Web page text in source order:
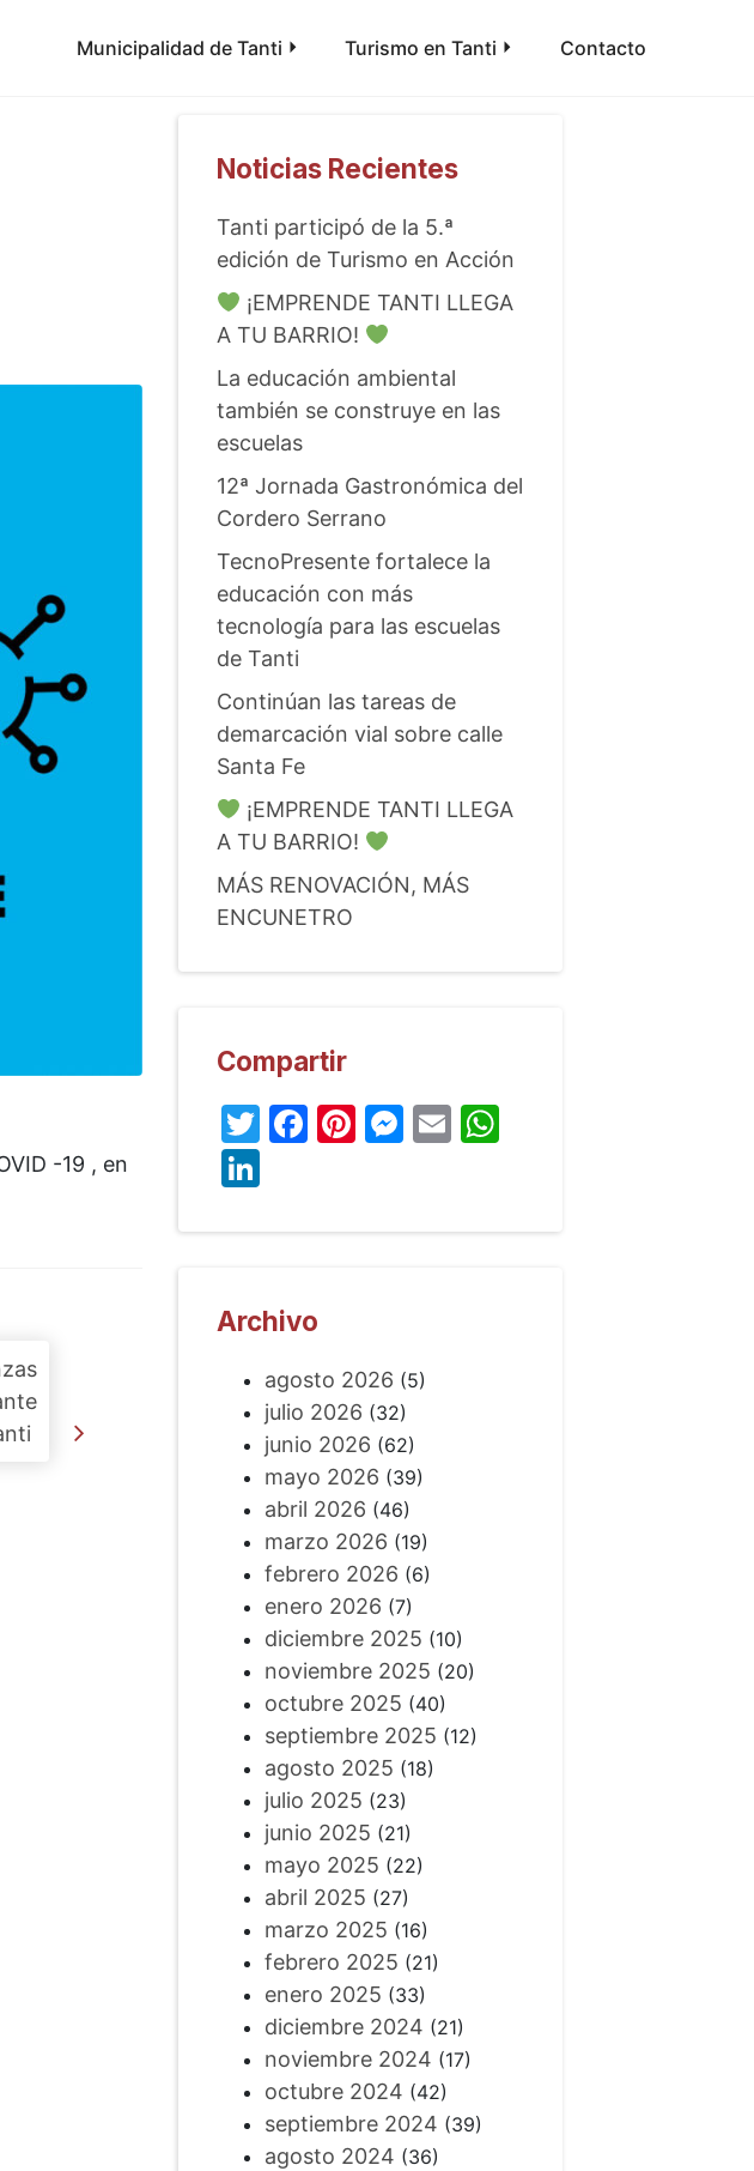
Municipalidad de Tanti Turismo en Tanti Contacto
-19 , en
Noticias Recientes
Tanti participó de la 5.ª
edición de Turismo en Acción
¡EMPRENDE TANTI LLEGA
A TU BARRIO!
La educación ambiental
también se construye en las
escuelas
12ª Jornada Gastronómica del
Cordero Serrano
TecnoPresente fortalece la
educación con más
tecnología para las escuelas
de Tanti
Continúan las tareas de
demarcación vial sobre calle
Santa Fe
¡EMPRENDE TANTI LLEGA
A TU BARRIO!
MÁS RENOVACIÓN, MÁS
ENCUNETRO
Compartir
Twitter
Facebook
Pinterest
Messenger
EmailWhatsApp
LinkedIn
Archivo
agosto 2026 (5)
julio 2026 (32)
junio 2026 (62)
mayo 2026 (39)
abril 2026 (46)
marzo 2026 (19)
febrero 2026 (6)
enero 2026 (7)
diciembre 2025 (10)
noviembre 2025 (20)
octubre 2025 (40)
septiembre 2025 (12)
agosto 2025 (18)
julio 2025 (23)
junio 2025 (21)
mayo 2025 (22)
abril 2025 (27)
marzo 2025 (16)
febrero 2025 (21)
enero 2025 (33)
diciembre 2024 (21)
noviembre 2024 (17)
octubre 2024 (42)
septiembre 2024 (39)
agosto 2024 (36)